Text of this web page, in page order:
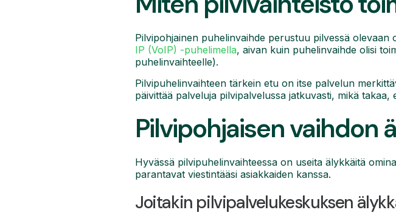
Pilvipohjainen puhelinvaihde perustuu pilvessä
IP (VoIP) -puhelimella, aivan kuin puhelinvaihde olisi
puhelinvaihteelle).
Pilvipuhelinvaihteen tärkein etu on itse palvelun
päivittää palveluja pilvipalvelussa jatkuvasti, mikä
Pilvipohjaisen vaihdon
Hyvässä pilvipuhelinvaihteessa on useita älykkäitä
parantavat viestintääsi asiakkaiden kanssa.
Joitakin pilvipalvelukeskuksen